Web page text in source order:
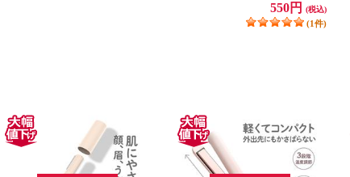
550円 (税込)
(1件)